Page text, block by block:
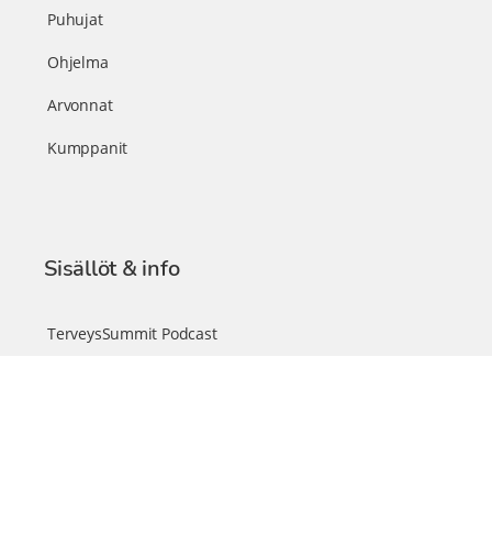
Puhujat
Ohjelma
Arvonnat
Kumppanit
Sisällöt & info
TerveysSummit Podcast